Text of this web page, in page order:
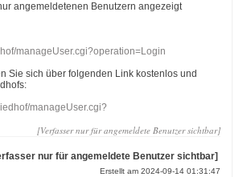
angemeldetenen Benutzern angezeigt
manageUser.cgi?operation=Login
Sie sich über folgenden Link kostenlos und
manageUser.cgi?
[Verfasser nur für angemeldete Benutzer sichtbar]
nur für angemeldete Benutzer sichtbar]
Erstellt am 2024-09-14 01:31:47